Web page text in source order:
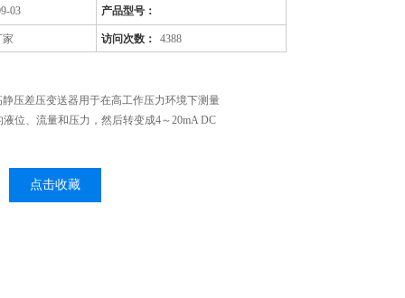
03 产品型号：
家 访问次数： 4388
静压差压变送器用于在高工作压力环境下测量
位、流量和压力，然后转变成4～20mA DC
点击收藏